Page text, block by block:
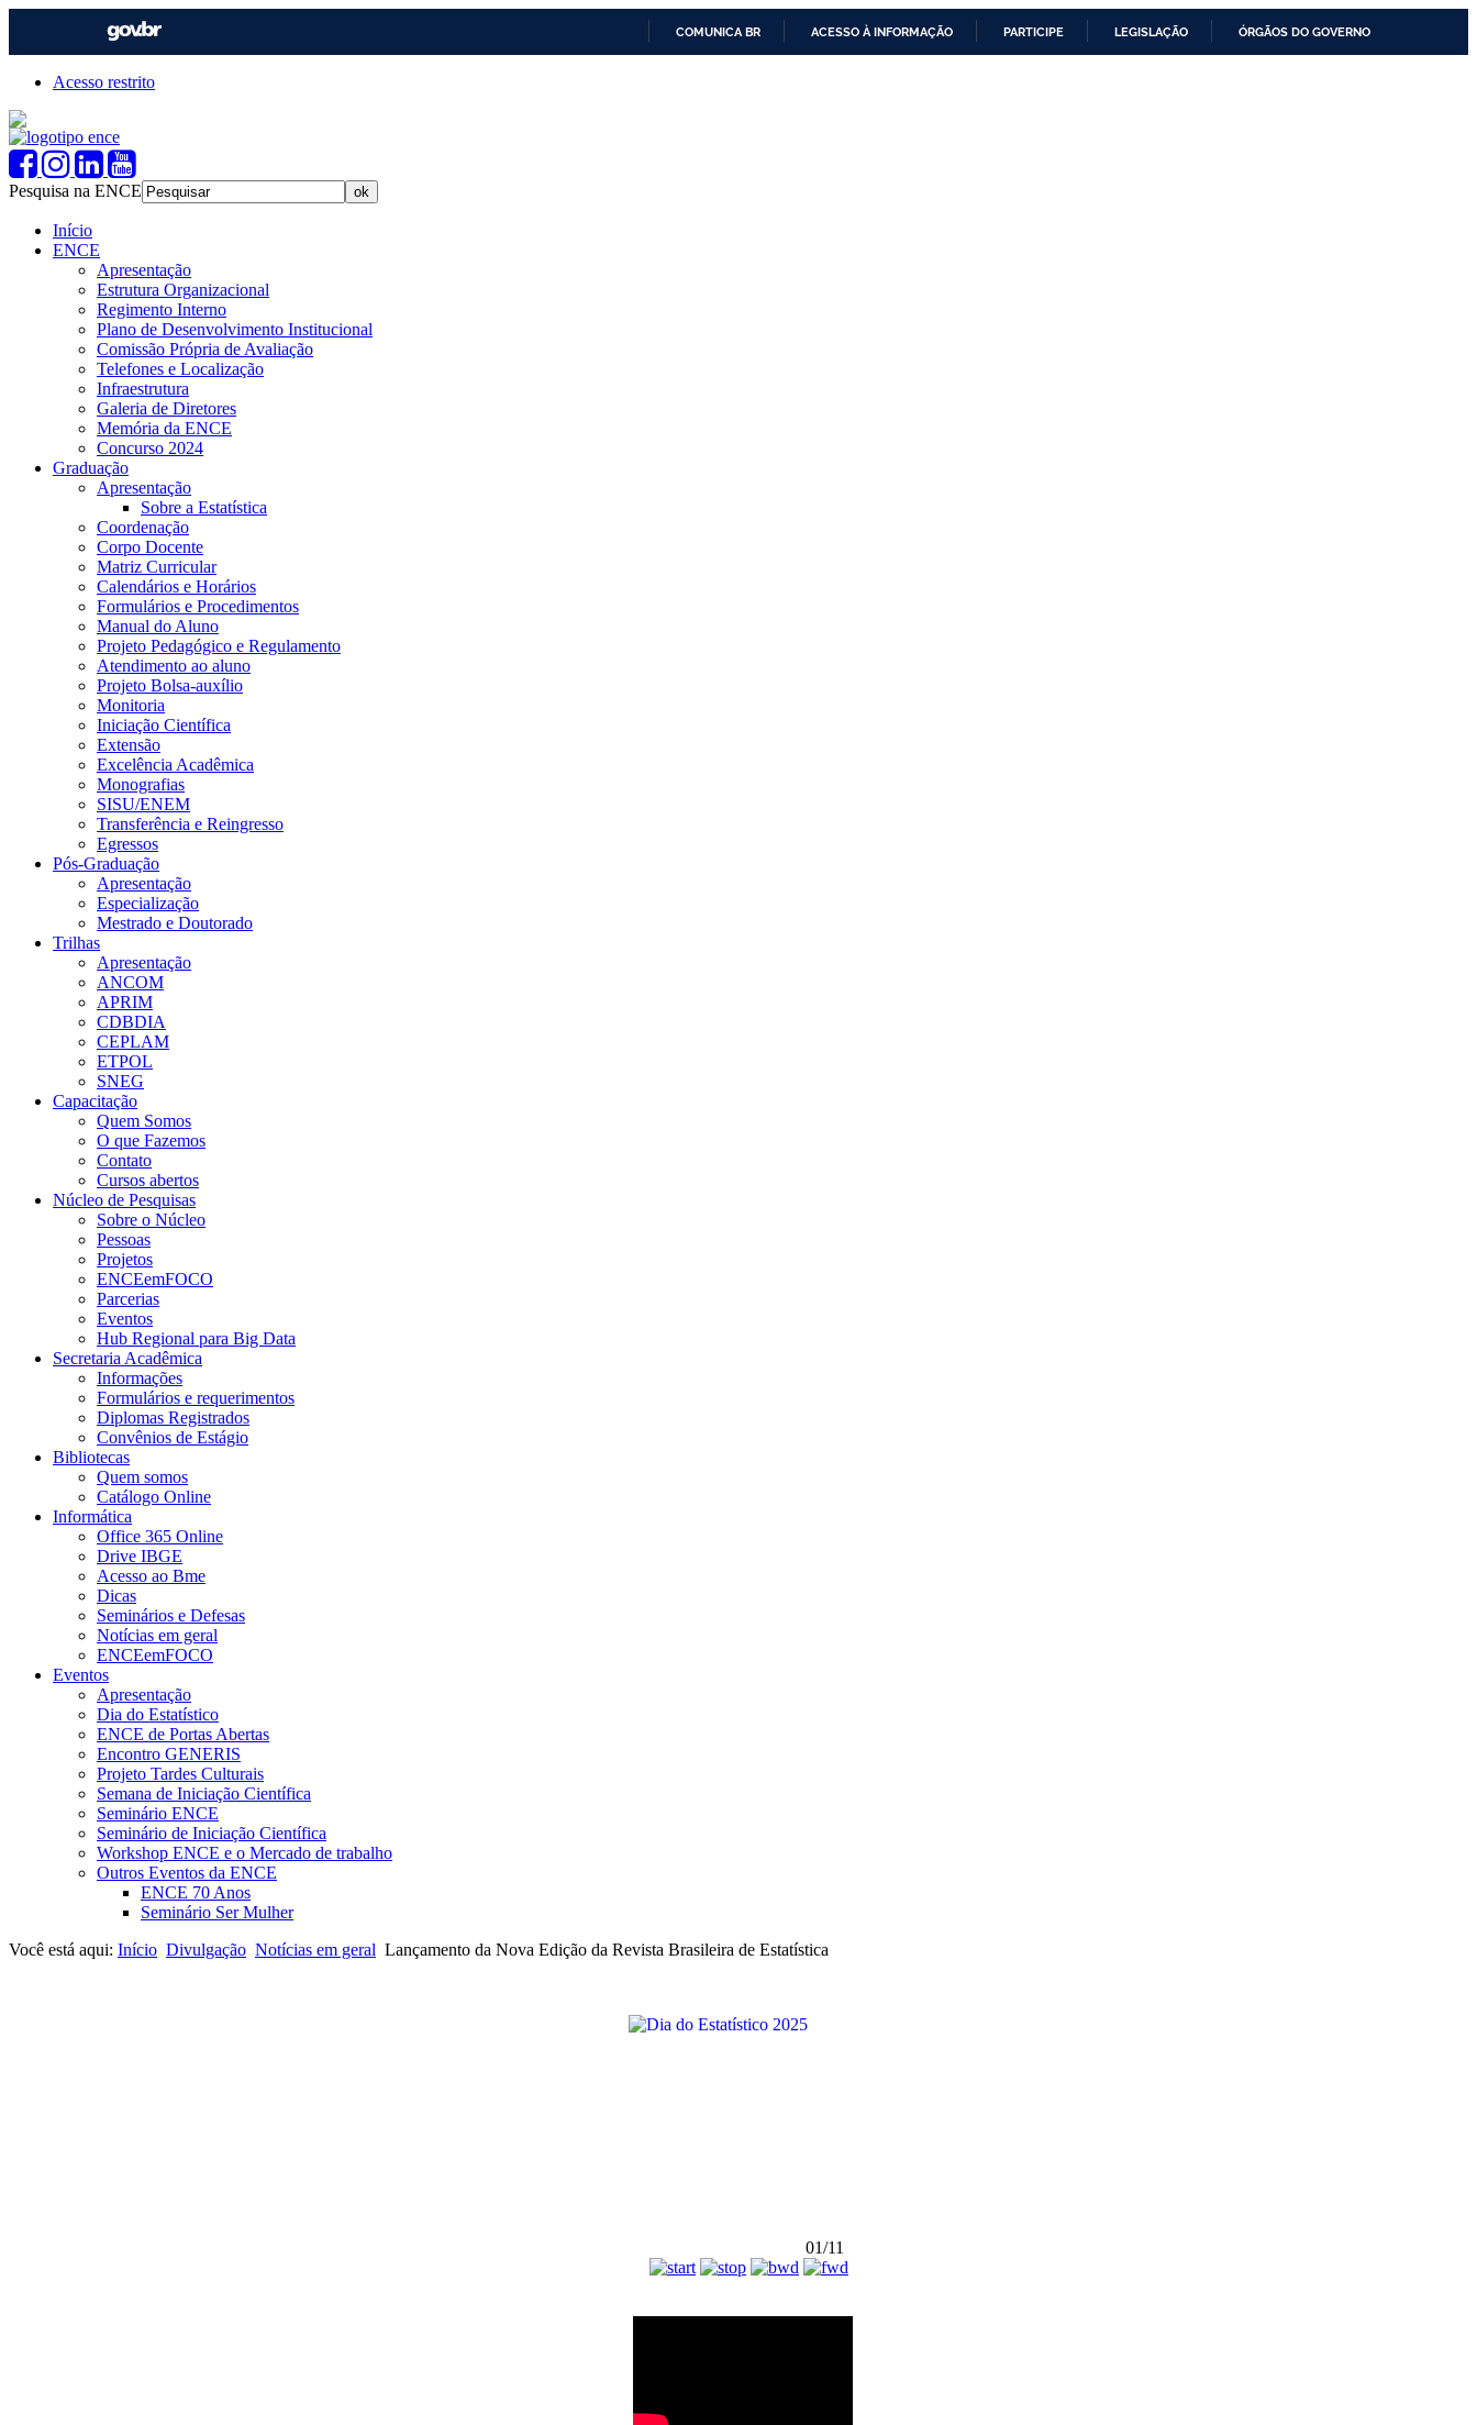
COMUNICA BR ACESSO À INFORMAÇÃO PARTICIPE LEGISLAÇÃO ÓRGÃOS DO GOVERNO
Acesso restrito
Pesquisa na ENCE
Início
ENCE
Apresentação
Estrutura Organizacional
Regimento Interno
Plano de Desenvolvimento Institucional
Comissão Própria de Avaliação
Telefones e Localização
Infraestrutura
Galeria de Diretores
Memória da ENCE
Concurso 2024
Graduação
Apresentação
Sobre a Estatística
Coordenação
Corpo Docente
Matriz Curricular
Calendários e Horários
Formulários e Procedimentos
Manual do Aluno
Projeto Pedagógico e Regulamento
Atendimento ao aluno
Projeto Bolsa-auxílio
Monitoria
Iniciação Científica
Extensão
Excelência Acadêmica
Monografias
SISU/ENEM
Transferência e Reingresso
Egressos
Pós-Graduação
Apresentação
Especialização
Mestrado e Doutorado
Trilhas
Apresentação
ANCOM
APRIM
CDBDIA
CEPLAM
ETPOL
SNEG
Capacitação
Quem Somos
O que Fazemos
Contato
Cursos abertos
Núcleo de Pesquisas
Sobre o Núcleo
Pessoas
Projetos
ENCEemFOCO
Parcerias
Eventos
Hub Regional para Big Data
Secretaria Acadêmica
Informações
Formulários e requerimentos
Diplomas Registrados
Convênios de Estágio
Bibliotecas
Quem somos
Catálogo Online
Informática
Office 365 Online
Drive IBGE
Acesso ao Bme
Dicas
Seminários e Defesas
Notícias em geral
ENCEemFOCO
Eventos
Apresentação
Dia do Estatístico
ENCE de Portas Abertas
Encontro GENERIS
Projeto Tardes Culturais
Semana de Iniciação Científica
Seminário ENCE
Seminário de Iniciação Científica
Workshop ENCE e o Mercado de trabalho
Outros Eventos da ENCE
ENCE 70 Anos
Seminário Ser Mulher
Você está aqui: Início Divulgação Notícias em geral Lançamento da Nova Edição da Revista Brasileira de Estatística
01/11